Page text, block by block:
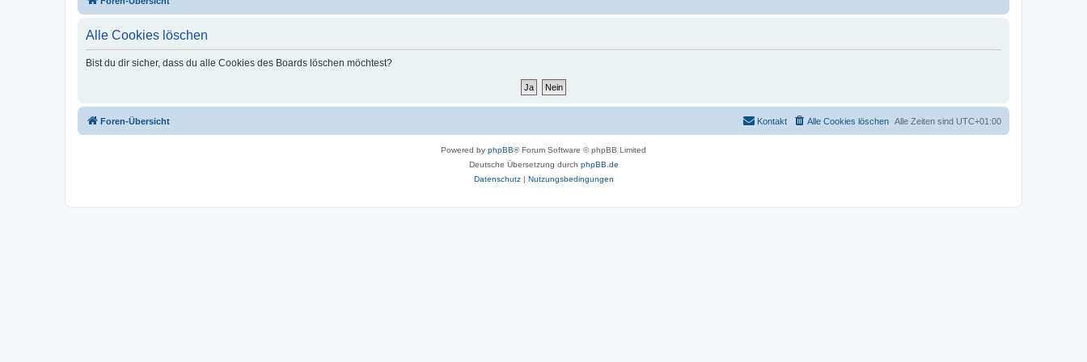
Alle Cookies löschen
Bist du dir sicher, dass du alle Cookies des Boards löschen möchtest?
Foren-Übersicht Alle Zeiten sind UTC+01:00
Alle Cookies löschen
Kontakt
Powered by phpBB® Forum Software © phpBB Limited
Deutsche Übersetzung durch phpBB.de
Datenschutz| Nutzungsbedingungen